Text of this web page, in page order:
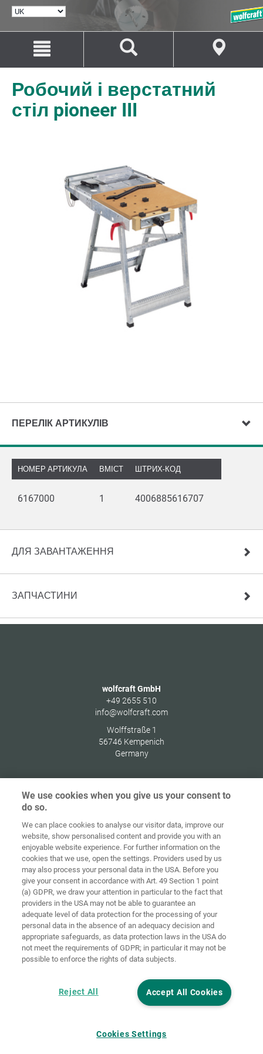
ВИБРАТИ
Перейти
змісту
Перейти
навігації
Робочий і верстатний
стіл pioneer III
ПЕРЕЛІК АРТИКУЛІВ
НОМЕР АРТИКУЛА ВМІСТ ШТРИХ-КОД
6167000 1 4006885616707
ДЛЯ ЗАВАНТАЖЕННЯ
ЗАПЧАСТИНИ
wolfcraft GmbH
+49 2655 510
info@wolfcraft.com
Wolffstraße 1
56746 Kempenich
Germany
сторінка Контакт Вихідні дані
Загальні
комерційні
умови
Правила по
файлах
«cookie» Вхід
Accessibility
Statement
Налаштування файлів "cookie"
We use cookies when you give us your consent to
do so.
We can place cookies to analyse our visitor data, improve our
website, show personalised content and provide you with an
enjoyable website experience. For further information on the
cookies that we use, open the settings. Providers used by us
may also process your personal data in the USA. Before you
give your consent in accordance with Art. 49 Section 1 point
(a) GDPR, we draw your attention in particular to the fact that
providers in the USA may not be able to guarantee an
adequate level of data protection for the processing of your
personal data in the absence of an adequacy decision and
appropriate safeguards, as data protection laws in the USA do
not meet the requirements of GDPR; in particular it may not be
possible to enforce the rights of data subjects.
Accept All Cookies
Reject All
Cookies Settings